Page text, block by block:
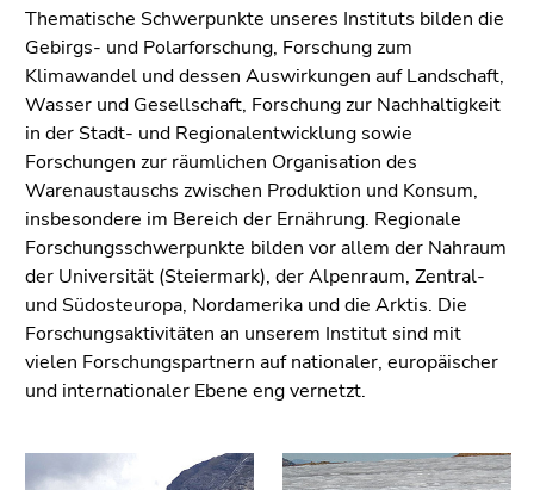
(Zugriffstaste
8)
Zur
Suche
(Zugriffstaste
9)
Thematische Schwerpunkte unseres Instituts bilden die
Gebirgs- und Polarforschung, Forschung zum
Klimawandel und dessen Auswirkungen auf Landschaft,
Wasser und Gesellschaft, Forschung zur Nachhaltigkeit
in der Stadt- und Regionalentwicklung sowie
Forschungen zur räumlichen Organisation des
Warenaustauschs zwischen Produktion und Konsum,
insbesondere im Bereich der Ernährung. Regionale
Forschungsschwerpunkte bilden vor allem der Nahraum
der Universität (Steiermark), der Alpenraum, Zentral-
und Südosteuropa, Nordamerika und die Arktis. Die
Forschungsaktivitäten an unserem Institut sind mit
vielen Forschungspartnern auf nationaler, europäischer
und internationaler Ebene eng vernetzt.